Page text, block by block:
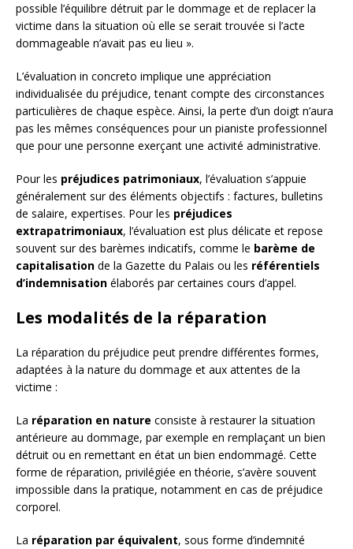
possible l’équilibre détruit par le dommage et de replacer la
victime dans la situation où elle se serait trouvée si l’acte
dommageable n’avait pas eu lieu ».
L’évaluation in concreto implique une appréciation
individualisée du préjudice, tenant compte des circonstances
particulières de chaque espèce. Ainsi, la perte d’un doigt n’aura
pas les mêmes conséquences pour un pianiste professionnel
que pour une personne exerçant une activité administrative.
Pour les préjudices patrimoniaux, l’évaluation s’appuie
généralement sur des éléments objectifs : factures, bulletins
de salaire, expertises. Pour les préjudices
extrapatrimoniaux, l’évaluation est plus délicate et repose
souvent sur des barèmes indicatifs, comme le barème de
capitalisation de la Gazette du Palais ou les référentiels
d’indemnisation élaborés par certaines cours d’appel.
Les modalités de la réparation
La réparation du préjudice peut prendre différentes formes,
adaptées à la nature du dommage et aux attentes de la
victime :
La réparation en nature consiste à restaurer la situation
antérieure au dommage, par exemple en remplaçant un bien
détruit ou en remettant en état un bien endommagé. Cette
forme de réparation, privilégiée en théorie, s’avère souvent
impossible dans la pratique, notamment en cas de préjudice
corporel.
La réparation par équivalent, sous forme d’indemnité